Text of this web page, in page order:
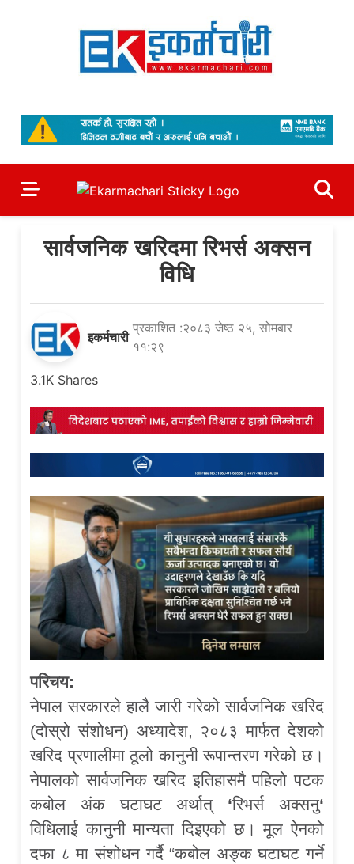
Skip
सार्वजनिक खरिदमा रिभर्स अक्सन
विधि
इकर्मचारी
प्रकाशित :२०८३ जेष्ठ २५, सोमबार
११:२९
3.1K Shares
परिचय:
नेपाल सरकारले हालै जारी गरेको सार्वजनिक खरिद
(दोस्रो संशोधन) अध्यादेश, २०८३ मार्फत देशको
खरिद प्रणालीमा ठूलो कानुनी रूपान्तरण गरेको छ।
नेपालको सार्वजनिक खरिद इतिहासमै पहिलो पटक
कबोल अंक घटाघट अर्थात् ‘रिभर्स अक्सनु‘
विधिलाई कानुनी मान्यता दिइएको छ। मूल ऐनको
दफा ८ मा संशोधन गर्दै “कबोल अङ्क घटाघट गर्ने